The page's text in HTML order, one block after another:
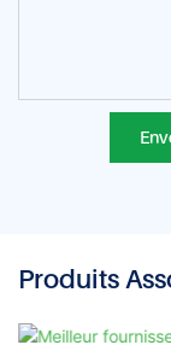
Produits